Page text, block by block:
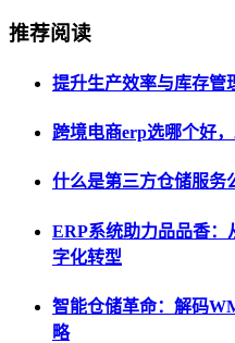
推荐阅读
提升生产效率与库存管
跨境电商erp选哪个好
什么是第三方仓储服务
ERP系统助力品品香：
字化转型
智能仓储革命：解码
略